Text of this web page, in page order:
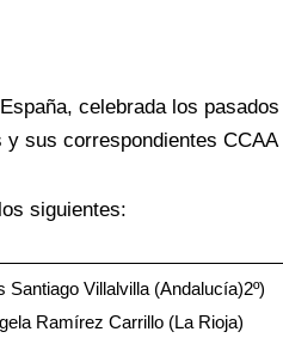
celebrada los
y sus correspondientes CCAA
siguientes:
Santiago Villalvilla (Andalucía)2º)
Ramírez Carrillo (La Rioja)